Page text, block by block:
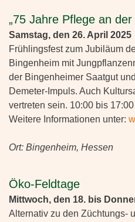
„75 Jahre Pflege an der
Samstag, den 26. April 2025
Frühlingsfest zum Jubiläum
Bingenheim mit
der Bingenheimer Saatgut
Demeter-Impuls. Auch
vertreten sein. 10:00 bis 17:00
Weitere Informationen unter:
Ort: Bingenheim, Hessen
Öko-Feldtage
Mittwoch, den 18. bis
Alternativ zu den Züchtungs-